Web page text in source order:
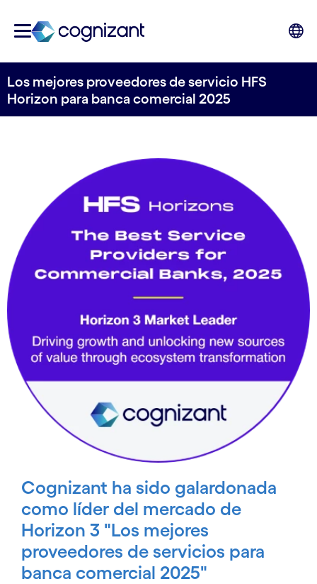
Los mejores proveedores de servicio HFS
Horizon para banca comercial 2025
Cognizant ha sido galardonada
como líder del mercado de
Horizon 3 "Los mejores
proveedores de servicios para
banca comercial 2025"